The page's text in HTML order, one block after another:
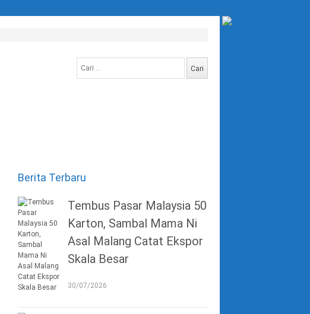
untuk:
Berita Terbaru
Tembus Pasar Malaysia 50
Karton, Sambal Mama Ni
Asal Malang Catat Ekspor
Skala Besar
30/07/2026